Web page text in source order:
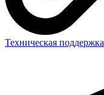
Техническая поддержка